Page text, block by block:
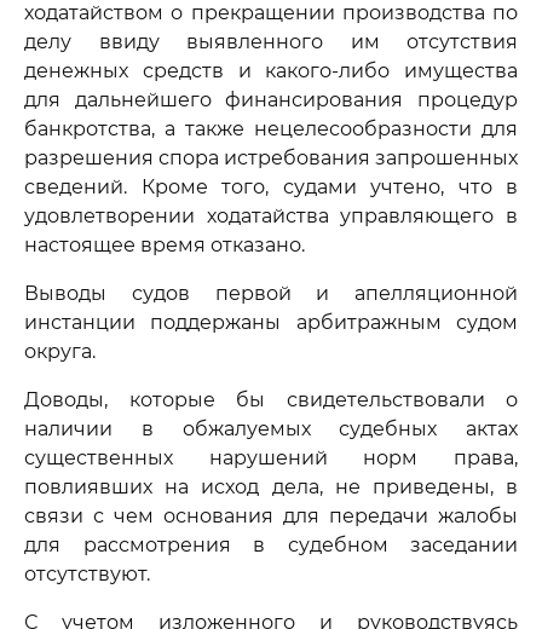
ходатайством о прекращении производства по
делу ввиду выявленного им отсутствия
денежных средств и какого-либо имущества
для дальнейшего финансирования процедур
банкротства, а также нецелесообразности для
разрешения спора истребования запрошенных
сведений. Кроме того, судами учтено, что в
удовлетворении ходатайства управляющего в
настоящее время отказано.
Выводы судов первой и апелляционной
инстанции поддержаны арбитражным судом
округа.
Доводы, которые бы свидетельствовали о
наличии в обжалуемых судебных актах
существенных нарушений норм права,
повлиявших на исход дела, не приведены, в
связи с чем основания для передачи жалобы
для рассмотрения в судебном заседании
отсутствуют.
С учетом изложенного и руководствуясь